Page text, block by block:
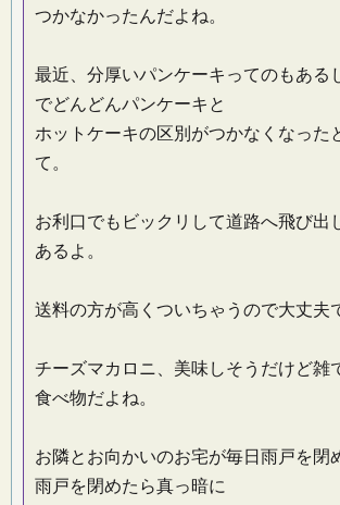
つかなかったんだよね。
最近、分厚いパンケーキってのもある
でどんどんパンケーキと
ホットケーキの区別がつかなくなった
て。
お利口でもビックリして道路へ飛び出
あるよ。
送料の方が高くついちゃうので大丈夫
チーズマカロニ、美味しそうだけど雑
食べ物だよね。
お隣とお向かいのお宅が毎日雨戸を閉
雨戸を閉めたら真っ暗に